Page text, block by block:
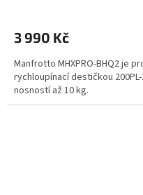
3 990 Kč
Manfrotto MHXPRO-BHQ2 je
rychloupínací destičkou
nosností až 10 kg.